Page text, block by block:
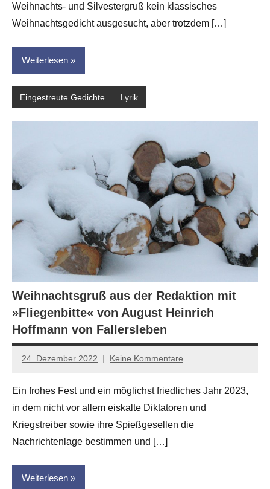
dasgedichtblog
Weihnachts- und Silvestergruß kein klassisches
Weihnachtsgedicht ausgesucht, aber trotzdem […]
Weiterlesen
Eingestreute Gedichte Lyrik
Weihnachtsgruß aus der Redaktion mit
»Fliegenbitte« von August Heinrich
Hoffmann von Fallersleben
24. Dezember 2022
Jan-
Hornauer
für
dasgedichtblog
Keine Kommentare
Ein frohes Fest und ein möglichst friedliches Jahr 2023,
in dem nicht vor allem eiskalte Diktatoren und
Kriegstreiber sowie ihre Spießgesellen die
Nachrichtenlage bestimmen und […]
Weiterlesen